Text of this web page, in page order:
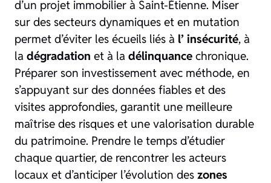
d’un projet immobilier à Saint-Étienne. Miser
sur des secteurs dynamiques et en mutation
permet d’éviter les écueils liés à l’ insécurité, à
la dégradation et à la délinquance chronique.
Préparer son investissement avec méthode, en
s’appuyant sur des données fiables et des
visites approfondies, garantit une meilleure
maîtrise des risques et une valorisation durable
du patrimoine. Prendre le temps d’étudier
chaque quartier, de rencontrer les acteurs
locaux et d’anticiper l’évolution des zones